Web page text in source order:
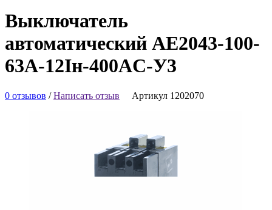
Выключатель
автоматический АЕ2043-100-
63А-12Iн-400AC-У3
0 отзывов /Написать отзыв Артикул 1202070